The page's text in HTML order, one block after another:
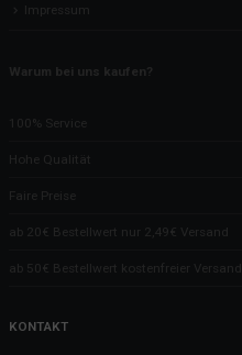
Impressum
Warum bei uns kaufen?
100% Service
Hohe Qualität
Faire Preise
ab 20€ Bestellwert nur 2,49€ Versand
ab 50€ Bestellwert kostenfreier Versand
KONTAKT